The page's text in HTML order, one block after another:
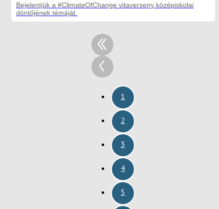
Bejelentjük a #ClimateOfChange vitaverseny középiskolai
döntőjének témáját.
1
2
3
4
5